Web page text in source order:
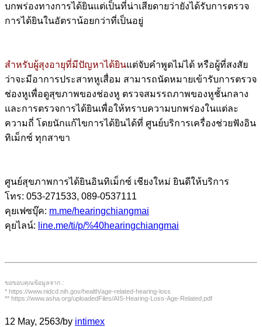
บกพร่องทางการได้ยินแต่เป็นที่น่าเสียดายว่ายังได้รับการตรวจ
การได้ยินในอัตราน้อยกว่าที่เป็นอยู่
สำหรับผู้สุงอายุที่มีปัญหาได้ยินแต่จับคำพูดไม่ได้ หรือผู้ที่สงสัย
ว่าจะมีอาการประสาทหูเสื่อม สามารถนัดหมายเข้ารับการตรวจ
ช่องหูเพื่อดูสุขภาพของช่องหู ตรวจสมรรถภาพของหูชั้นกลาง
และการตรวจการได้ยินเพื่อให้ทราบความบกพร่องในแต่ละ
ความถี่ โดยนักแก้ไขการได้ยินได้ที่ ศูนย์บริการเครื่องช่วยฟังอิน
ทิเม็กซ์ ทุกสาขา
ศูนย์สุขภาพการได้ยินอินทิเม็กซ์ เชียงใหม่ ยินดีให้บริการ
โทร: 053-271533, 089-0537111
คุยเฟซบุ๊ค: m.me/hearingchiangmai
คุยไลน์: line.me/ti/p/%40hearingchiangmai
ขอขอบคุณข้อมูลจาก :
* https://www.nidcd.nih.gov/health/age-related-hearing-loss
** https://www.asha.org/uploadedFiles/AIS-Hearing-Loss-Age-Related.pdf
12 May, 2563/by intimex